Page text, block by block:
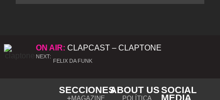
ON AIR: CLAPCAST – CLAPTONE
NEXT:
FELIX DA FUNK
SECCIONES
MAGAZINE
ABOUT US
POLÍTICA
SOCIAL
MEDIA